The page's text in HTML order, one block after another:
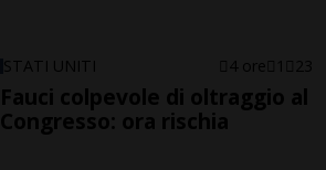
STATI UNITI 4 ore 1 23
Fauci colpevole di oltraggio al
Congresso: ora rischia